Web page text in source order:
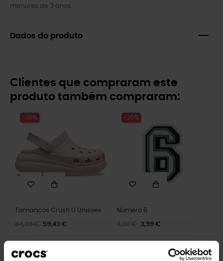
menores de 3 anos.
Dados do produto
Clientes que compraram este
produto também compraram:
-30%
Tamancos Crush U Unissex
84,99 € 59,43 €
-20%
Número 6
4,99 € 3,99 €
-20%